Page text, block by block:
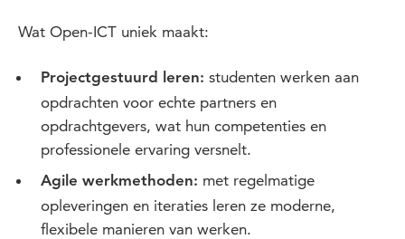
Wat Open-ICT uniek maakt:
Projectgestuurd leren: studenten werken aan
opdrachten voor echte partners en
opdrachtgevers, wat hun competenties en
professionele ervaring versnelt.
Agile werkmethoden: met regelmatige
opleveringen en iteraties leren ze moderne,
flexibele manieren van werken.